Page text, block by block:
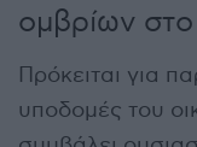
ομβρίων
Πρόκειται για
υποδομές του